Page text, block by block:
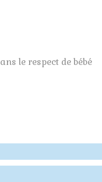
le respect de bébé